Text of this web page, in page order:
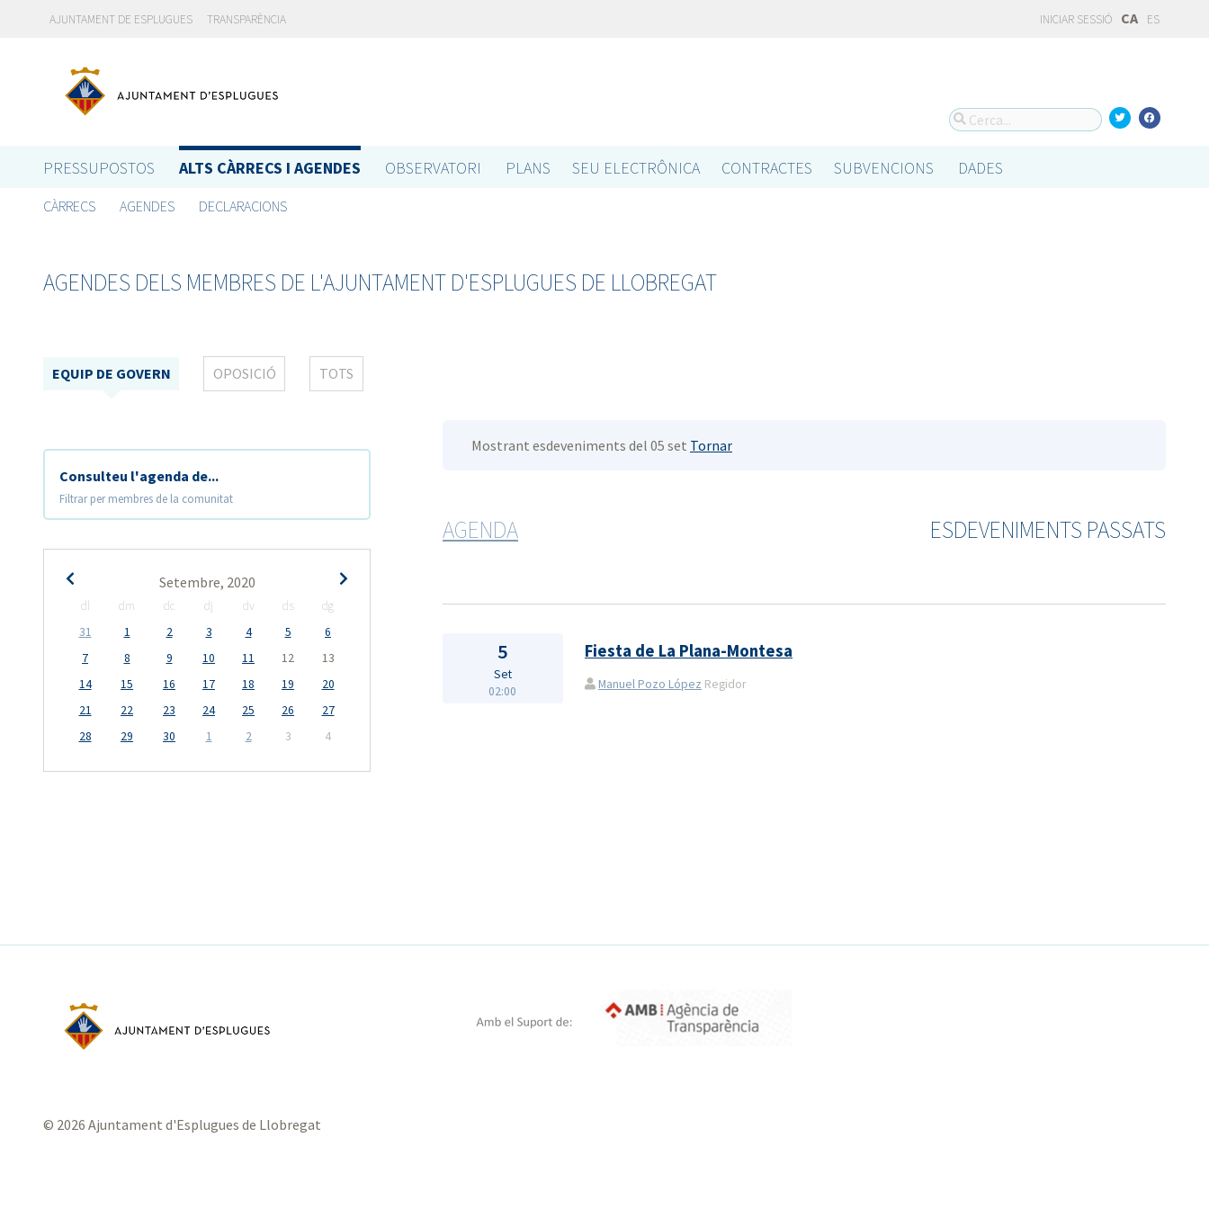
AJUNTAMENT DE ESPLUGUES TRANSPARÈNCIA INICIAR SESSIÓ CA ES
PRESSUPOSTOS ALTS CÀRRECS I AGENDES OBSERVATORI PLANS SEU ELECTRÔNICA CONTRACTES SUBVENCIONS DADES
CÀRRECS AGENDES DECLARACIONS
AGENDES DELS MEMBRES DE L'AJUNTAMENT D'ESPLUGUES DE LLOBREGAT
EQUIP DE GOVERN OPOSICIÓ TOTS
Consulteu l'agenda de...
Filtrar per membres de la comunitat
Setembre, 2020
dl dm dc dj dv ds
dg
31
1 2 3 4 5
6
7
8 9 10 11 12
13
14
15 16 17 18 19
20
21
22 23 24 25 26
27
28
29 30 1 2 3 4
Mostrant esdeveniments del 05 set Tornar
AGENDA ESDEVENIMENTS PASSATS
5
Set
02:00
Fiesta de La Plana-Montesa
Manuel Pozo López Regidor
© 2026 Ajuntament d'Esplugues de Llobregat